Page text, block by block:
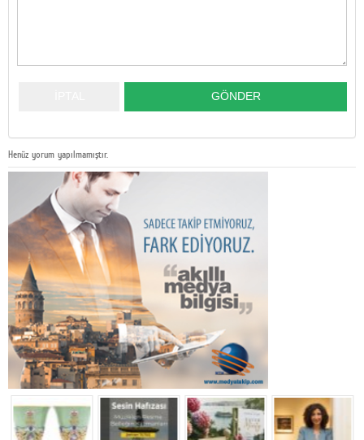
Henüz yorum yapılmamıştır.